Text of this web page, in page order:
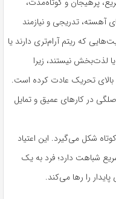
تدریجی و نیازمند
که ریتم آرام‌تری دارند یا
لذت‌بخش نیستند، زیرا
تحریک عادت کرده است.
در کارهای عمیق و تمایل
شکل می‌گیرد. این اعتیاد
شباهت دارد؛ فرد به یک
را رها می‌کند.